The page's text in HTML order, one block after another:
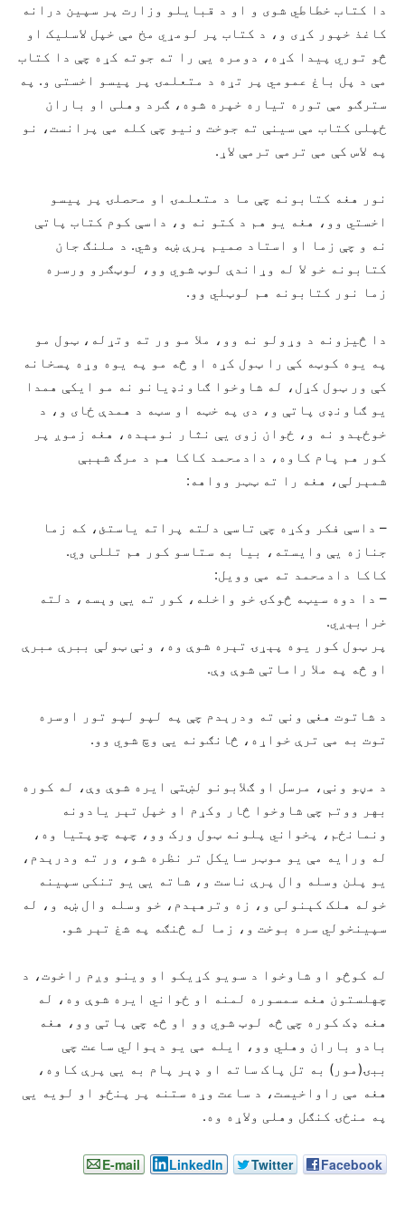
دا کتاب خطاطي شوی و او د قبایلو وزارت پر سپين درانه
کاغذ خپور کړی و، د کتاب پر لومړي مخ مې خپل لاسلیک او
څو توري پیدا کړه، دومره یې را ته جوته کړه چې دا کتاب
مې د پل باغ عمومي پر تړه د متعلمۍ پر پیسو اخستی و. په
سترګو مې توره تیاره خپره شوه، ګرد وهلی او باران
ځپلی کتاب مې سینې ته جوخت ونیو چې کله مې پرانست، نو
په لاس کې مې ترمې ترمې لاړ.
نور هغه کتابونه چې ما د متعلمۍ او محصلۍ پر پیسو
اخستي وو، هغه یو هم د کتو نه و، داسې کوم کتاب پاتې
نه و چې زما او استاد صمیم پرې ښه وشي. د ملنګ جان
کتابونه خو لا له وړاندې لوټ شوي وو، لوټګرو ورسره
زما نور کتابونه هم لوټلي وو.
دا څیزونه د وړولو نه وو، ملا مو ور ته وتړله، ټول مو
په یوه کوټه کې را ټول کړه او څه مو په یوه وړه پسخانه
کې ور ټول کړل، له شاوخوا ګاونډیانو نه مو ایکې همدا
یو ګاونډی پاتې و، دی په خټه او سټه د همدې ځای و، د
خوځېدو نه و، ځوان زوی یې نثار نومېده، هغه زموږ پر
کور هم پام کاوه، دادمحمد کاکا هم د مرګ شېبې
شمېرلې، هغه را ته ټټر وواهه:
– داسې فکر وکړه چې تاسې دلته پراته یاستئ، که زما
جنازه یې وایسته، بیا به ستاسو کور هم تللی وي.
کاکا دادمحمد ته مې وویل:
– دا دوه سیټه څوکۍ خو واخله، کور ته یې وېسه، دلته
خرابېږي.
پر ټول کور یوه پېړۍ تېره شوې وه، ونې ټولې ببرې مبرې
او څه په ملا راماتې شوې وې.
د شاتوت هغې ونې ته ودرېدم چې په لپو لپو تور اوسره
توت به مې ترې خواړه، څانګونه یې وچ شوي وو.
د مڼو ونې، مرسل او ګلابونو لښتې ایره شوې وې، له کوره
بهر ووتم چې شاوخوا څار وکړم او خپل تېر یادونه
ونمانځم، پخواني پلونه ټول ورک وو، چپه چوپتیا وه،
له ورایه مې یو موټر سایکل تر نظره شو، ور ته ودرېدم،
یو پلن وسله وال پرې ناست و، شاته یې یو تنکی سپینه
خوله هلک کېنولی و، زه وترهېدم، خو وسله وال ښه و، له
سپینخولي سره بوخت و، زما له څنګه په شغ تېر شو.
له کوڅو او شاوخوا د سویو کړیکو او وینو وږم راخوت، د
چهلستون هغه سمسوره لمنه او ځواني ایره شوې وه، له
هغه ډک کوره چې څه لوټ شوي وو او څه چې پاتې وو، هغه
بادو باران وهلي وو، ایله مې یو دېوالي ساعت چې
ببۍ(مور) به تل پاک ساته او ډېر پام به یې پرې کاوه،
هغه مې راواخیست، د ساعت وړه ستنه پر پنځو او لویه یې
په منځۍ کنګل وهلی ولاړه وه.
Facebook
Twitter
LinkedIn
E-mail